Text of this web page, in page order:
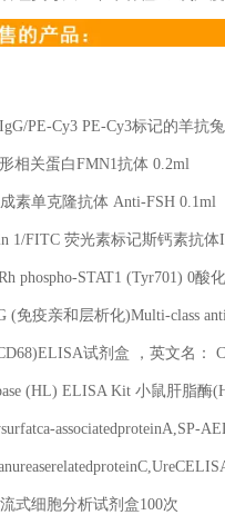
PE-Cy3 PE-Cy3标记的羊抗兔
相关蛋白FMN1抗体 0.2ml
素单克隆抗体 Anti-FSH 0.1ml
1/FITC 荧光素标记斯钙素抗体
phospho-STAT1 (Tyr701) 0酸
(免疫亲和层析化)Multi-class
试剂盒 ，英文名：
(HL) ELISA Kit 小鼠肝脂酶
associatedproteinA,SP-
式细胞分析试剂盒100次